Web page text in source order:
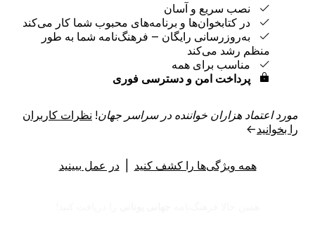
نصب سریع و آسان
در کتابخوان‌ها و برنامه‌های محبوب شما کار می‌کند
به‌روزرسانی رایگان ‒ فرهنگ‌نامه شما به طور
منظم رشد می‌کند
مناسب برای همه
پرداخت امن و دسترسی فوری
مورد اعتماد هزاران خواننده در سراسر جهان! نظرات کاربران
را بخوانید→
همه ویژگی‌ها را کشف کنید |در عمل ببینید